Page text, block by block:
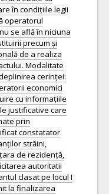
în condițiile legii
operatorul
se află în niciuna
precum și
de a realiza
Modalitate
cerinței:
economici
cu informațiile
justificative care
prin
constatator
străini,
de rezidență,
autoritatii
clasat pe locul I
la finalizarea